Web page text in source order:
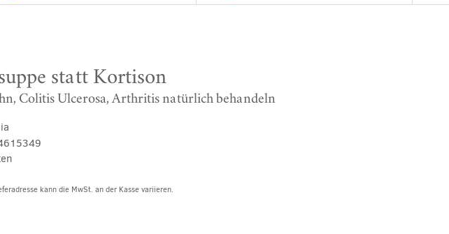
statt Kortison
Colitis Ulcerosa, Arthritis natürlich behandeln
kann die MwSt. an der Kasse variieren.